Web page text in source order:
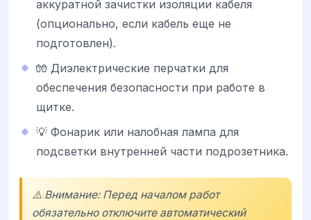
аккуратной зачистки изоляции кабеля
(опционально, если кабель еще не
подготовлен).
🧤 Диэлектрические перчатки для
обеспечения безопасности при работе в
щитке.
💡 Фонарик или налобная лампа для
подсветки внутренней части подрозетника.
⚠️ Внимание: Перед началом работ
обязательно отключите автоматический